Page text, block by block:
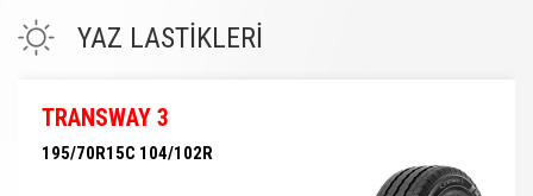
YAZ LASTİKLERİ
TRANSWAY 3
195/70R15C 104/102R